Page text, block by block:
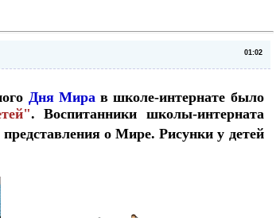
01:02
Дня Мира в школе-интернате было
. Воспитанники школы-интерната
о Мире. Рисунки у детей